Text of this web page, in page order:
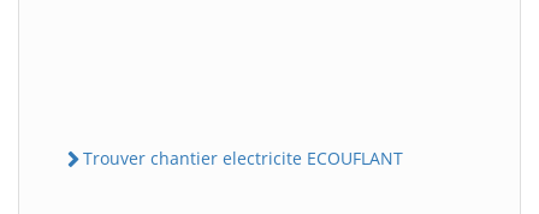
Trouver chantier electricite ECOUFLANT